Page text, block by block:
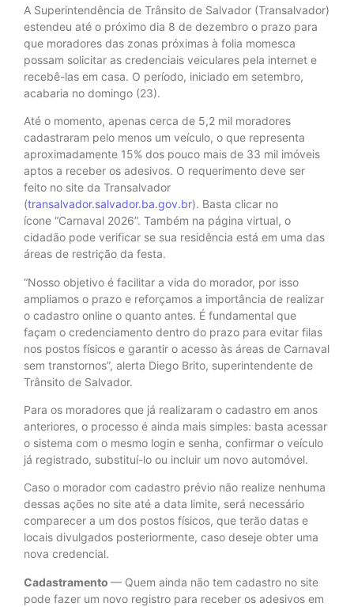
A Superintendência de Trânsito de Salvador (Transalvador)
estendeu até o próximo dia 8 de dezembro o prazo para
que moradores das zonas próximas à folia momesca
possam solicitar as credenciais veiculares pela internet e
recebê-las em casa. O período, iniciado em setembro,
acabaria no domingo (23).
Até o momento, apenas cerca de 5,2 mil moradores
cadastraram pelo menos um veículo, o que representa
aproximadamente 15% dos pouco mais de 33 mil imóveis
aptos a receber os adesivos. O requerimento deve ser
feito no site da Transalvador
(transalvador.salvador.ba.gov.br). Basta clicar no
ícone “Carnaval 2026”. Também na página virtual, o
cidadão pode verificar se sua residência está em uma das
áreas de restrição da festa.
“Nosso objetivo é facilitar a vida do morador, por isso
ampliamos o prazo e reforçamos a importância de realizar
o cadastro online o quanto antes. É fundamental que
façam o credenciamento dentro do prazo para evitar filas
nos postos físicos e garantir o acesso às áreas de Carnaval
sem transtornos”, alerta Diego Brito, superintendente de
Trânsito de Salvador.
Para os moradores que já realizaram o cadastro em anos
anteriores, o processo é ainda mais simples: basta acessar
o sistema com o mesmo login e senha, confirmar o veículo
já registrado, substituí-lo ou incluir um novo automóvel.
Caso o morador com cadastro prévio não realize nenhuma
dessas ações no site até a data limite, será necessário
comparecer a um dos postos físicos, que terão datas e
locais divulgados posteriormente, caso deseje obter uma
nova credencial.
Cadastramento — Quem ainda não tem cadastro no site
pode fazer um novo registro para receber os adesivos em